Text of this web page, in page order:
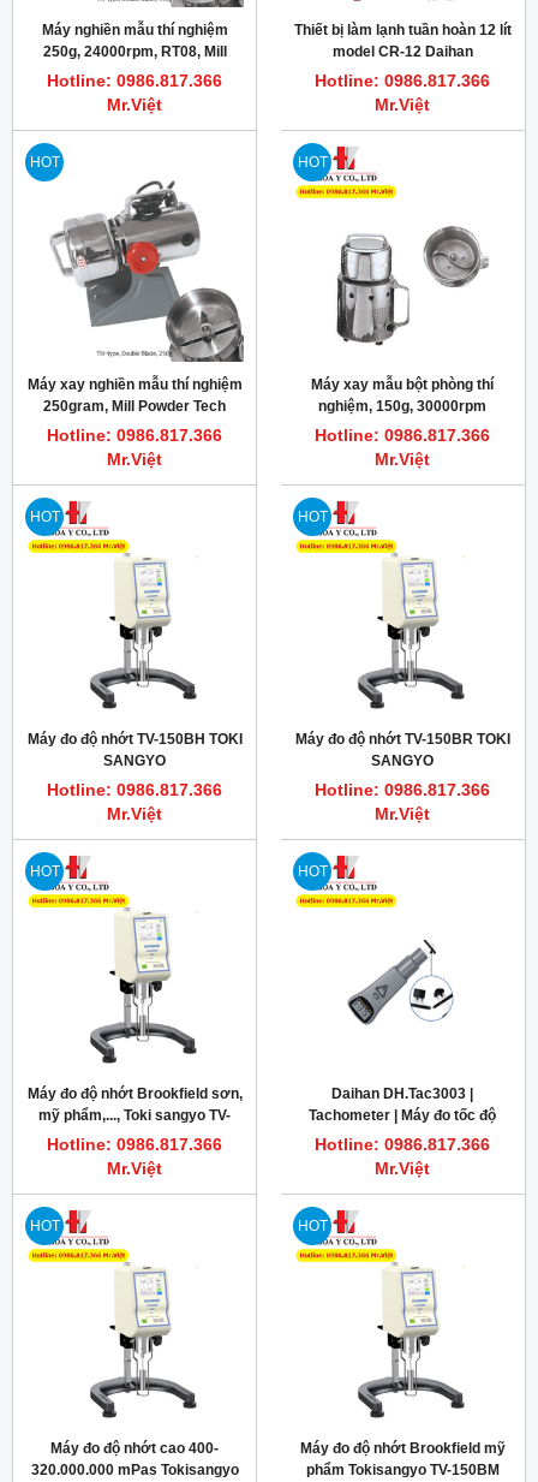
Máy nghiền mẫu thí nghiệm
250g, 24000rpm, RT08, Mill
Powder Tech
Hotline: 0986.817.366
Mr.Việt
Thiết bị làm lạnh tuần hoàn 12 lít
model CR-12 Daihan
Hotline: 0986.817.366
Mr.Việt
HOT
Máy xay nghiền mẫu thí nghiệm
250gram, Mill Powder Tech
Hotline: 0986.817.366
Mr.Việt
HOT
Máy xay mẫu bột phòng thí
nghiệm, 150g, 30000rpm
Hotline: 0986.817.366
Mr.Việt
HOT
Máy đo độ nhớt TV-150BH TOKI
SANGYO
Hotline: 0986.817.366
Mr.Việt
HOT
Máy đo độ nhớt TV-150BR TOKI
SANGYO
Hotline: 0986.817.366
Mr.Việt
HOT
Máy đo độ nhớt Brookfield sơn,
mỹ phẩm,..., Toki sangyo TV-
150BU
Hotline: 0986.817.366
Mr.Việt
HOT
Daihan DH.Tac3003 |
Tachometer | Máy đo tốc độ
vòng quay TAC3
Hotline: 0986.817.366
Mr.Việt
HOT
Máy đo độ nhớt cao 400-
320.000.000 mPas Tokisangyo
HOT
Máy đo độ nhớt Brookfield mỹ
phẩm Tokisangyo TV-150BM